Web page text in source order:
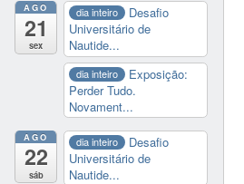
AGO
21
sex
dia inteiro
Desafio
Universitário de
Nautide...
dia inteiro
Exposição:
Perder Tudo.
Novament...
AGO
22
sáb
dia inteiro
Desafio
Universitário de
Nautide...